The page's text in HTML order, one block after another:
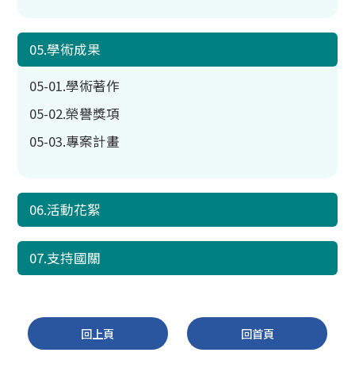
05.學術成果
05-01.學術著作
05-02.榮譽獎項
05-03.專案計畫
06.活動花絮
07.支持國關
回上頁 回首頁